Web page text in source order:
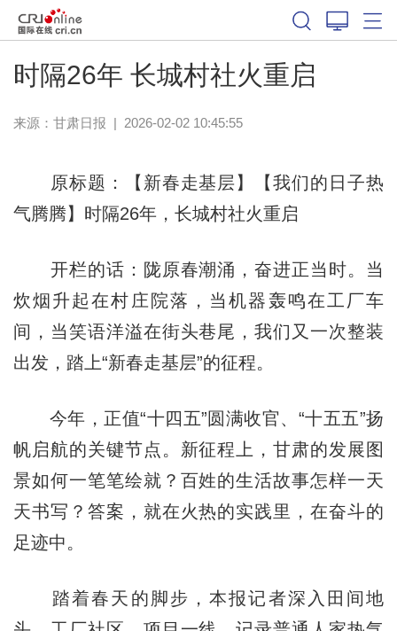
时隔26年 长城村社火重启
来源： 甘肃日报 | 2026-02-02 10:45:55
原标题：【新春走基层】【我们的日子热
气腾腾】时隔26年，长城村社火重启
开栏的话：陇原春潮涌，奋进正当时。当
炊烟升起在村庄院落，当机器轰鸣在工厂车
间，当笑语洋溢在街头巷尾，我们又一次整装
出发，踏上“新春走基层”的征程。
今年，正值“十四五”圆满收官、“十五五”扬
帆启航的关键节点。新征程上，甘肃的发展图
景如何一笔笔绘就？百姓的生活故事怎样一天
天书写？答案，就在火热的实践里，在奋斗的
足迹中。
踏着春天的脚步，本报记者深入田间地